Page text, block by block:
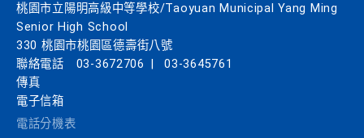
桃園市立陽明高級中等學校/Taoyuan Municipal Yang Ming
Senior High School
330 桃園市桃園區德壽街八號
聯絡電話
03-3672706
03-3645761
傳真
電子信箱
電話分機表